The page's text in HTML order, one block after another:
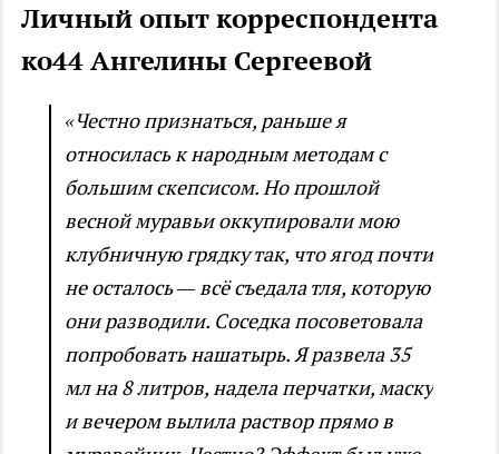
Личный опыт корреспондента
ко44 Ангелины Сергеевой
«Честно признаться, раньше я
относилась к народным методам с
большим скепсисом. Но прошлой
весной муравьи оккупировали мою
клубничную грядку так, что ягод почти
не осталось — всё съедала тля, которую
они разводили. Соседка посоветовала
попробовать нашатырь. Я развела 35
мл на 8 литров, надела перчатки, маску
и вечером вылила раствор прямо в